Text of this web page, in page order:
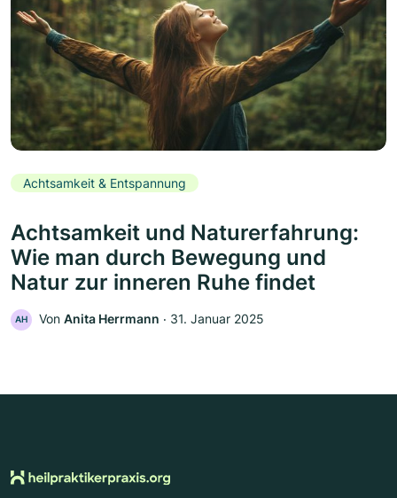
Achtsamkeit & Entspannung
Achtsamkeit und Naturerfahrung:
Wie man durch Bewegung und
Natur zur inneren Ruhe findet
AH Von Anita Herrmann ‧ 31. Januar 2025